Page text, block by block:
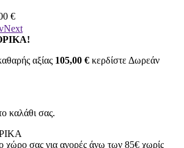
€
ΦΠΑ
Next
αξίας 105,00 € κερδίστε Δωρεάν
καλάθι σας.
χώρο σας για αγορές άνω των 85€ χωρίς